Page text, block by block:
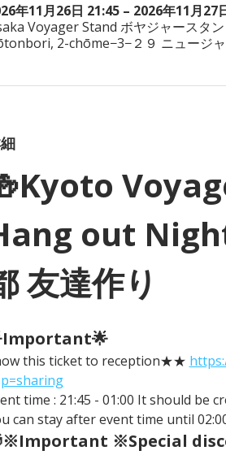
年11月26日 21:45 – 2026年11月27
Voyager Stand ボヤジャースタ
2-chōme−3−２９ ニュージ
out
友達作り
this ticket to reception★★
time : 21:45 - 01:00 It should be
can stay after event time until
※Special